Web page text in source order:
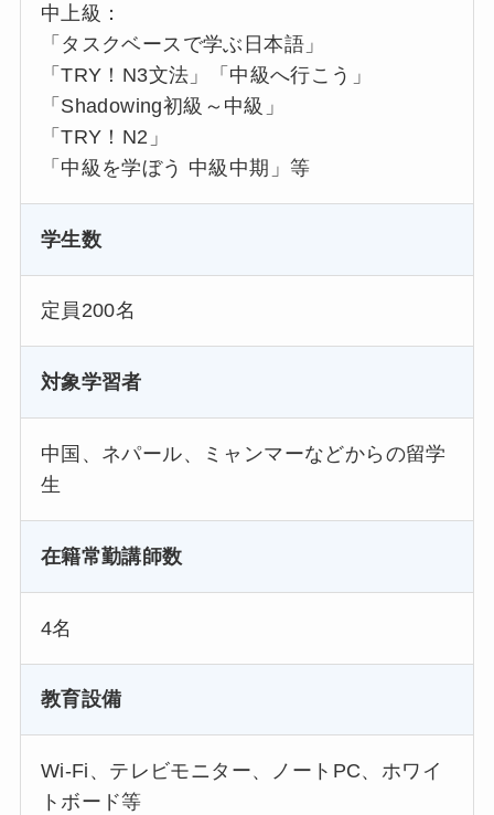
中上級：
「タスクベースで学ぶ日本語」
「TRY！N3文法」「中級へ行こう」
「Shadowing初級～中級」
「TRY！N2」
「中級を学ぼう 中級中期」等
学生数
定員200名
対象学習者
中国、ネパール、ミャンマーなどからの留学
生
在籍常勤講師数
4名
教育設備
Wi-Fi、テレビモニター、ノートPC、ホワイ
トボード等